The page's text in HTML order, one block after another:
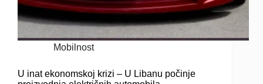
Mobilnost
U inat ekonomskoj krizi – U Libanu počinje